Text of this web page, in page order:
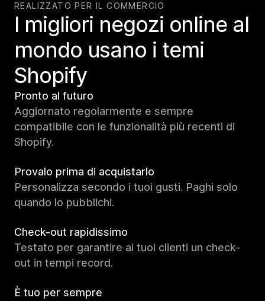
REALIZZATO PER IL COMMERCIO
I migliori negozi online al
mondo usano i temi
Shopify
Pronto al futuro
Aggiornato regolarmente e sempre
compatibile con le funzionalità più recenti di
Shopify.
Provalo prima di acquistarlo
Personalizza secondo i tuoi gusti. Paghi solo
quando lo pubblichi.
Check-out rapidissimo
Testato per garantire ai tuoi clienti un check-
out in tempi record.
È tuo per sempre